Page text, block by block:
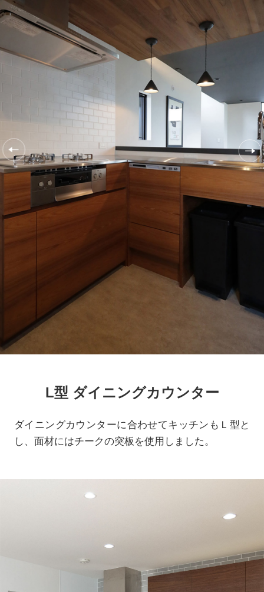
L型 ダイニングカウンター
ダイニングカウンターに合わせてキッチンもＬ型と
し、面材にはチークの突板を使用しました。